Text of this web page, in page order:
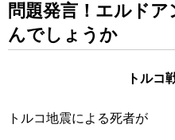
問題発言！エルド
んでしょうか
トルコ
トルコ地震による死者が